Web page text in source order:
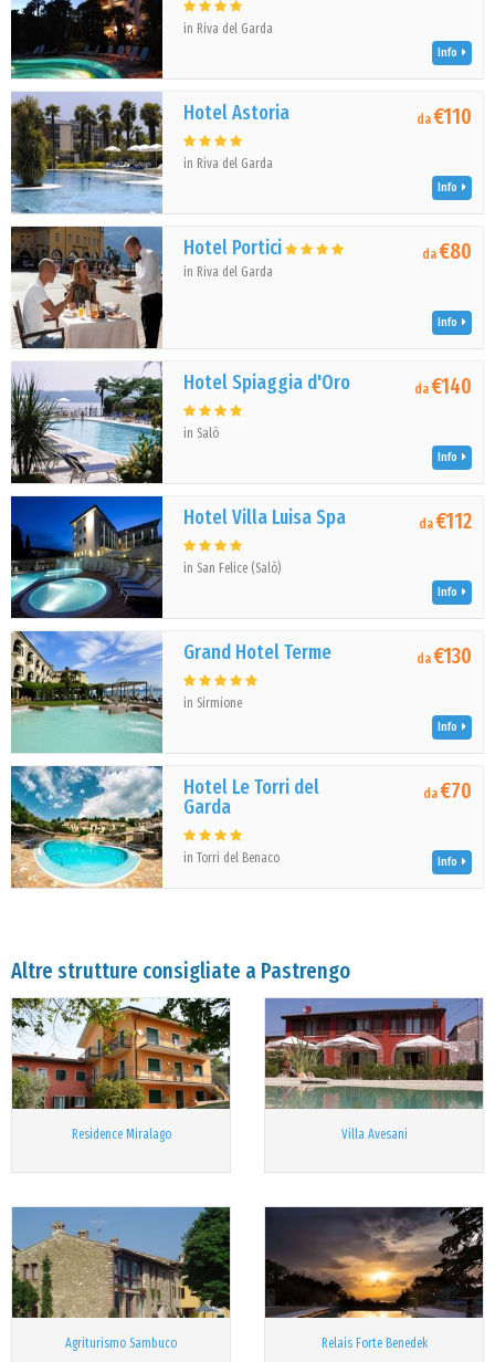
in Riva del Garda
Info
Hotel Astoria
in Riva del Garda
da€110
Info
Hotel Portici
in Riva del Garda
da€80
Info
Hotel Spiaggia d'Oro
in Salò
da€140
Info
Hotel Villa Luisa Spa
in San Felice (Salò)
da€112
Info
Grand Hotel Terme
in Sirmione
da€130
Info
Hotel Le Torri del
Garda
in Torri del Benaco
da€70
Info
Altre strutture consigliate a Pastrengo
Residence Miralago Villa Avesani
Agriturismo Sambuco Relais Forte Benedek